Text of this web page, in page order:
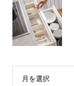
月を選択